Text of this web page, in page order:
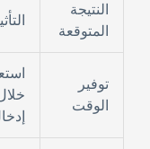
النتيجة
المتوقعة
توفير
الوقت